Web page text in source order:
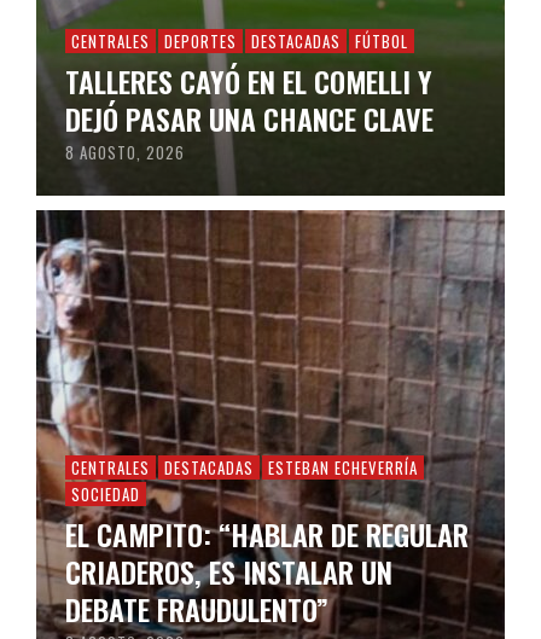
CENTRALES DEPORTES DESTACADAS FÚTBOL
TALLERES CAYÓ EN EL COMELLI Y
DEJÓ PASAR UNA CHANCE CLAVE
8 AGOSTO, 2026
CENTRALES DESTACADAS
ESTEBAN ECHEVERRÍA
SOCIEDAD
EL CAMPITO: “HABLAR DE REGULAR
CRIADEROS, ES INSTALAR UN
DEBATE FRAUDULENTO”